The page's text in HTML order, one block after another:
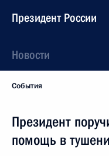
Президент России
Новости
События
Президент
помощь в